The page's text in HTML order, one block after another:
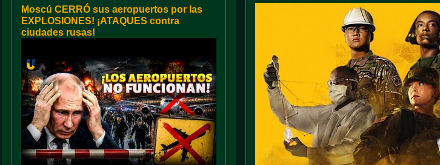
Moscú CERRÓ sus aeropuertos por las
EXPLOSIONES! ¡ATAQUES contra
ciudades rusas!